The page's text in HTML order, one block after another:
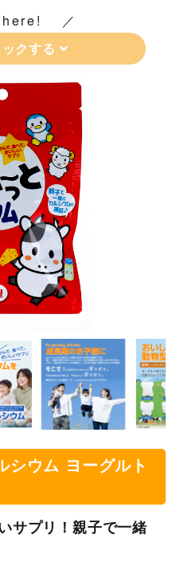
クする
シウム ヨーグルト
サプリ！親子で一緒